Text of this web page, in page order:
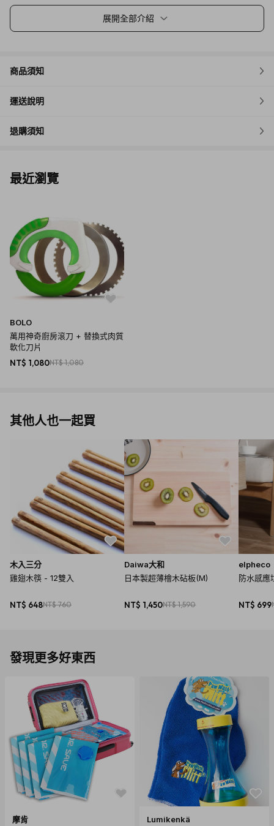
展開全部介紹
商品須知
運送說明
退購須知
最近瀏覽
BOLO
萬用神奇廚房滾刀 + 替換式肉質
軟化刀片
NT$ 1,080NT$ 1,080
其他人也一起買
木入三分
雞翅木筷 - 12雙入
NT$ 648NT$ 760
Daiwa大和
日本製超薄檜木砧板(M)
NT$ 1,450NT$ 1,590
elpheco
防水感應
NT$ 699
發現更多好東西
摩肯
Lumikenkä